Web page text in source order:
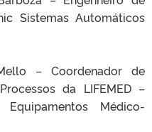
Sistemas Automáticos
– Coordenador de
da LIFEMED –
Médico-